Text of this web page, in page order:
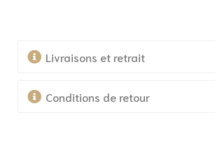
Livraisons et retrait
Conditions de retour